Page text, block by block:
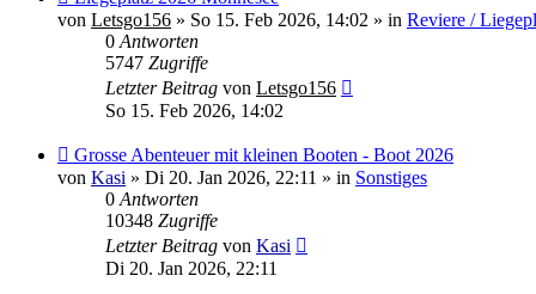
Beitrag
von Letsgo156 » So 15. Feb 2026, 14:02 » in Reviere /
0 Antworten
5747 Zugriffe
Letzter Beitrag von Letsgo156
So 15. Feb 2026, 14:02
Neuer
Beitrag
Grosse Abenteuer mit kleinen Booten - Boot 2026
von Kasi » Di 20. Jan 2026, 22:11 » in Sonstiges
0 Antworten
10348 Zugriffe
Letzter Beitrag von Kasi
Di 20. Jan 2026, 22:11